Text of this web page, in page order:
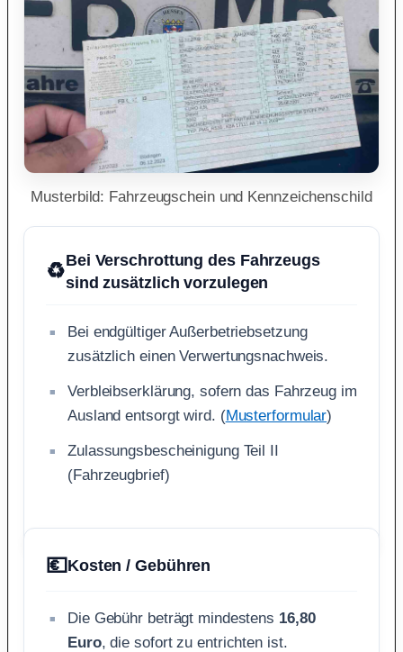
Musterbild: Fahrzeugschein und Kennzeichenschild
♻️Bei Verschrottung des Fahrzeugs
sind zusätzlich vorzulegen
Bei endgültiger Außerbetriebsetzung
zusätzlich einen Verwertungsnachweis.
Verbleibserklärung, sofern das Fahrzeug im
Ausland entsorgt wird. (Musterformular)
Zulassungsbescheinigung Teil II
(Fahrzeugbrief)
💶Kosten / Gebühren
Die Gebühr beträgt mindestens 16,80
Euro, die sofort zu entrichten ist.